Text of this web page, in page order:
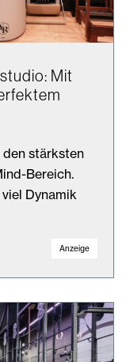
Mit
den stärksten
Bereich.
Dynamik
Anzeige